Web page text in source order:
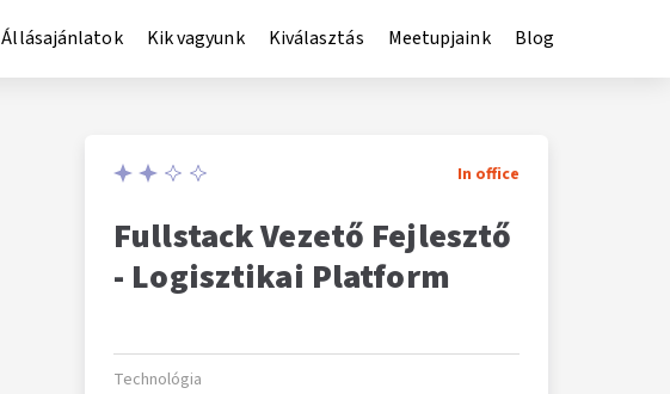
Állásajánlatok Kik vagyunk Kiválasztás Meetupjaink Blog
In office
Fullstack Vezető Fejlesztő
- Logisztikai Platform
Technológia